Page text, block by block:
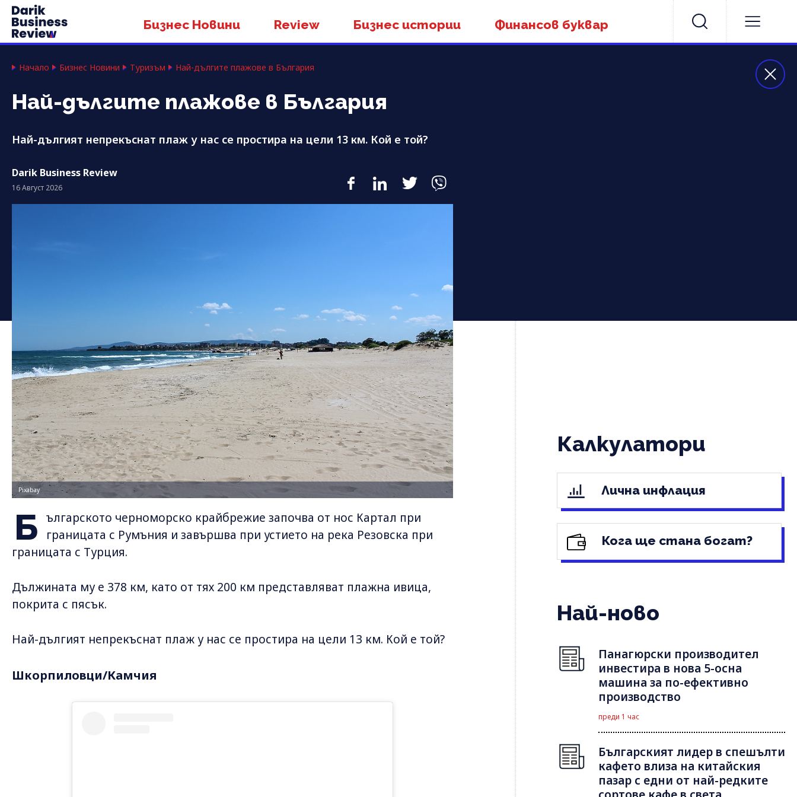
Бизнес Новини Review Бизнес истории Финансов буквар
Начало Бизнес Новини Туризъм Най-дългите плажове в България
Най-дългите плажове в България
Най-дългият непрекъснат плаж у нас се простира на цели 13 км. Кой е той?
Darik Business Review
16 Август 2026
Pixabay
Б ългарското черноморско крайбрежие започва от нос Картал при
границата с Румъния и завършва при устието на река Резовска при
границата с Турция.
Дължината му е 378 км, като от тях 200 км представляват плажна ивица,
покрита с пясък.
Най-дългият непрекъснат плаж у нас се простира на цели 13 км. Кой е той?
Шкорпиловци/Камчия
Калкулатори
Лична инфлация
Кога ще стана богат?
Най-ново
Панагюрски производител
инвестира в нова 5-осна
машина за по-ефективно
производство
преди 1 час
Българският лидер в спешълти
кафето влиза на китайския
пазар с едни от най-редките